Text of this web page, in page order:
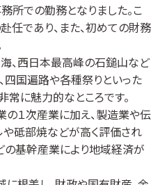
所での勤務となりました。こ
任であり、また、初めての財務
、西日本最高峰の石鎚山など
四国遍路や各種祭りといった
に魅力的なところです。
の１次産業に加え、製造業や伝
や砥部焼などが高く評価され
の基幹産業により地域経済が